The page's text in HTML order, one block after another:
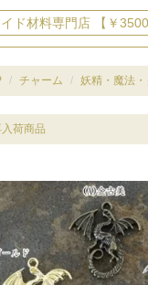
ド材料専門店 【￥
チャーム 妖精・魔法
荷商品